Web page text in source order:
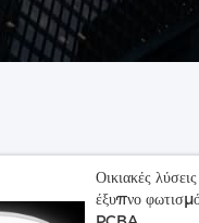
Οικιακές
έξυπνο